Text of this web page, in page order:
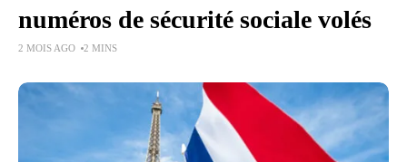
numéros de sécurité sociale volés
2 MOIS AGO 2 MINS